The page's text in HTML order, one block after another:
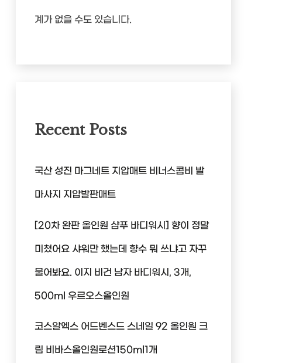
계가 없을 수도 있습니다.
Recent Posts
국산 성진 마그네트 지압매트 비너스콤비 발
마사지 지압발판매트
[20차 완판 올인원 샴푸 바디워시] 향이 정말
미쳤어요 샤워만 했는데 향수 뭐 쓰냐고 자꾸
물어봐요. 이지 비건 남자 바디워시, 3개,
500ml 우르오스올인원
코스알엑스 어드벤스드 스네일 92 올인원 크
림 비바스올인원로션150ml1개